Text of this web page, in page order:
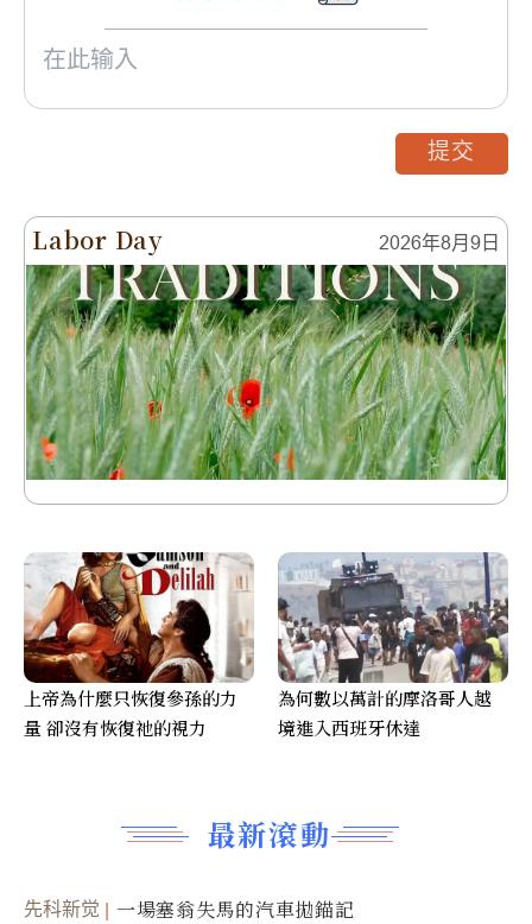
Labor Day 2026年8月9日
最新滾動
先科新觉 一場塞翁失馬的汽車拋錨記
提交
上帝為什麼只恢復參孫的力
量 卻沒有恢復祂的視力
為何數以萬計的摩洛哥人越
境進入西班牙休達